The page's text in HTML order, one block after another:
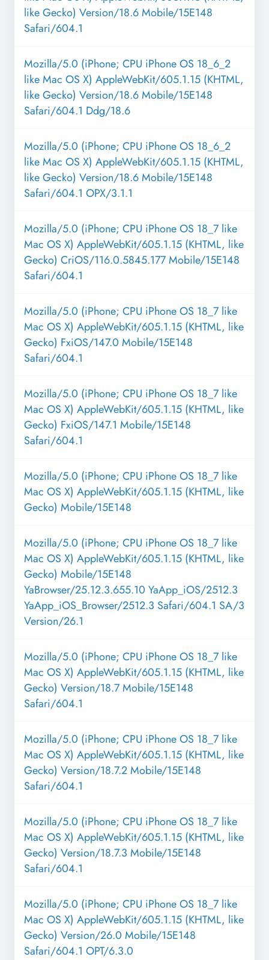
like Gecko) Version/18.6 Mobile/15E148
Safari/604.1
Mozilla/5.0 (iPhone; CPU iPhone OS 18_6_2
like Mac OS X) AppleWebKit/605.1.15 (KHTML,
like Gecko) Version/18.6 Mobile/15E148
Safari/604.1 Ddg/18.6
Mozilla/5.0 (iPhone; CPU iPhone OS 18_6_2
like Mac OS X) AppleWebKit/605.1.15 (KHTML,
like Gecko) Version/18.6 Mobile/15E148
Safari/604.1 OPX/3.1.1
Mozilla/5.0 (iPhone; CPU iPhone OS 18_7 like
Mac OS X) AppleWebKit/605.1.15 (KHTML, like
Gecko) CriOS/116.0.5845.177 Mobile/15E148
Safari/604.1
Mozilla/5.0 (iPhone; CPU iPhone OS 18_7 like
Mac OS X) AppleWebKit/605.1.15 (KHTML, like
Gecko) FxiOS/147.0 Mobile/15E148
Safari/604.1
Mozilla/5.0 (iPhone; CPU iPhone OS 18_7 like
Mac OS X) AppleWebKit/605.1.15 (KHTML, like
Gecko) FxiOS/147.1 Mobile/15E148
Safari/604.1
Mozilla/5.0 (iPhone; CPU iPhone OS 18_7 like
Mac OS X) AppleWebKit/605.1.15 (KHTML, like
Gecko) Mobile/15E148
Mozilla/5.0 (iPhone; CPU iPhone OS 18_7 like
Mac OS X) AppleWebKit/605.1.15 (KHTML, like
Gecko) Mobile/15E148
YaBrowser/25.12.3.655.10 YaApp_iOS/2512.3
YaApp_iOS_Browser/2512.3 Safari/604.1 SA/3
Version/26.1
Mozilla/5.0 (iPhone; CPU iPhone OS 18_7 like
Mac OS X) AppleWebKit/605.1.15 (KHTML, like
Gecko) Version/18.7 Mobile/15E148
Safari/604.1
Mozilla/5.0 (iPhone; CPU iPhone OS 18_7 like
Mac OS X) AppleWebKit/605.1.15 (KHTML, like
Gecko) Version/18.7.2 Mobile/15E148
Safari/604.1
Mozilla/5.0 (iPhone; CPU iPhone OS 18_7 like
Mac OS X) AppleWebKit/605.1.15 (KHTML, like
Gecko) Version/18.7.3 Mobile/15E148
Safari/604.1
Mozilla/5.0 (iPhone; CPU iPhone OS 18_7 like
Mac OS X) AppleWebKit/605.1.15 (KHTML, like
Gecko) Version/26.0 Mobile/15E148
Safari/604.1 OPT/6.3.0